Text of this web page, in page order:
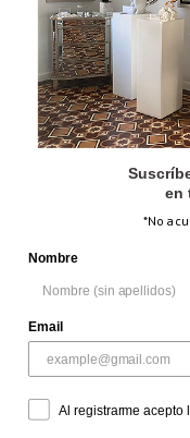
en
*No
Nombre
Email
Al registrarme acepto